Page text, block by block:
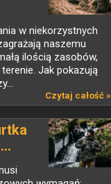
w niekorzystnych
naszemu
ilością zasobów,
Jak pokazują
Czytaj całość »